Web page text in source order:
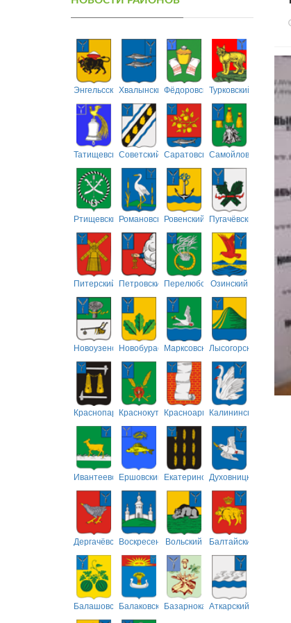
ЭнгельсскийХвалынскийФёдоровскийТурковский
ТатищевскийСоветский СаратовскийСамойловский
РтищевскийРомановскийРовенский Пугачёвский
Питерский ПетровскийПерелюбскийОзинский
НовоузенскийНовобурасскийМарксовскийЛысогорский
Краснопартизанский
КраснокутскийКрасноармейский
Калининский
ИвантеевскийЕршовский ЕкатериновскийДуховницкий
ДергачёвскийВоскресенскийВольский Балтайский
БалашовскийБалаковскийБазарнокарабулакский
Аткарский